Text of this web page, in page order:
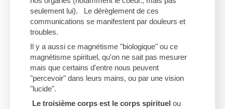
seulement lui). Le dérèglement de ces
communications se manifestent par douleurs et
troubles.
Il y a aussi ce magnétisme "biologique" ou ce
magnétisme spirituel, qu'on ne sait pas mesurer
mais que certains d'entre nous peuvent
"percevoir" dans leurs mains, ou par une vision
"lucide".
Le troisième corps est le corps spirituel ou